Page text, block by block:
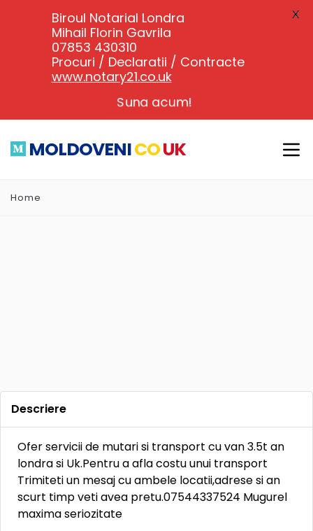
MOLDOVENICOUK
Home
Descriere
Ofer servicii de mutari si transport cu van 3.5t an
londra si Uk.Pentru a afla costu unui transport
Trimiteti un mesaj cu ambele locatii,adrese si an
scurt timp veti avea pretu.07544337524 Mugurel
maxima seriozitate
Biroul Notarial Londra
Mihail Florin Gavrila
07853 430310
Procuri / Declaratii / Contracte
www.notary21.co.uk
Suna acum!
X